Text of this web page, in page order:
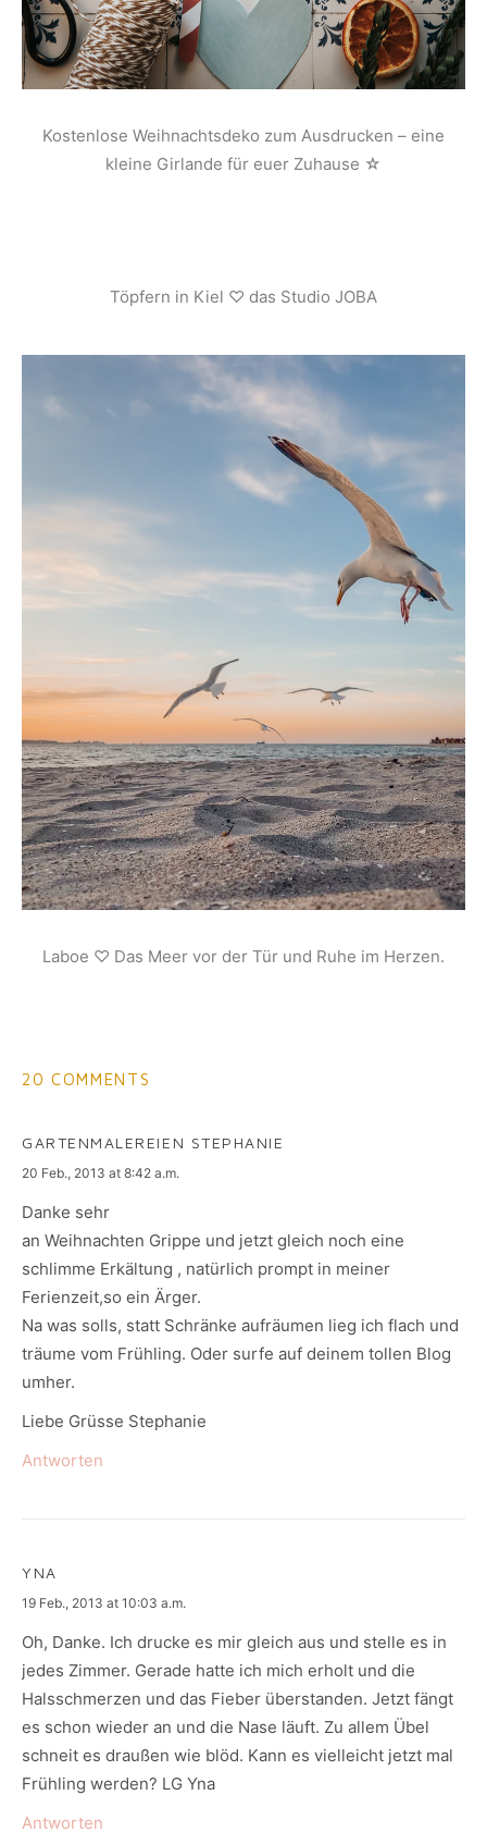
Kostenlose Weihnachtsdeko zum Ausdrucken – eine
kleine Girlande für euer Zuhause ☆
Töpfern in Kiel ♡ das Studio JOBA
Laboe ♡ Das Meer vor der Tür und Ruhe im Herzen.
20 COMMENTS
GARTENMALEREIEN STEPHANIE
says:
20 Feb., 2013 at 8:42 a.m.
Danke sehr
an Weihnachten Grippe und jetzt gleich noch eine
schlimme Erkältung , natürlich prompt in meiner
Ferienzeit,so ein Ärger.
Na was solls, statt Schränke aufräumen lieg ich flach und
träume vom Frühling. Oder surfe auf deinem tollen Blog
umher.
Liebe Grüsse Stephanie
Antworten
YNA
says:
19 Feb., 2013 at 10:03 a.m.
Oh, Danke. Ich drucke es mir gleich aus und stelle es in
jedes Zimmer. Gerade hatte ich mich erholt und die
Halsschmerzen und das Fieber überstanden. Jetzt fängt
es schon wieder an und die Nase läuft. Zu allem Übel
schneit es draußen wie blöd. Kann es vielleicht jetzt mal
Frühling werden? LG Yna
Antworten